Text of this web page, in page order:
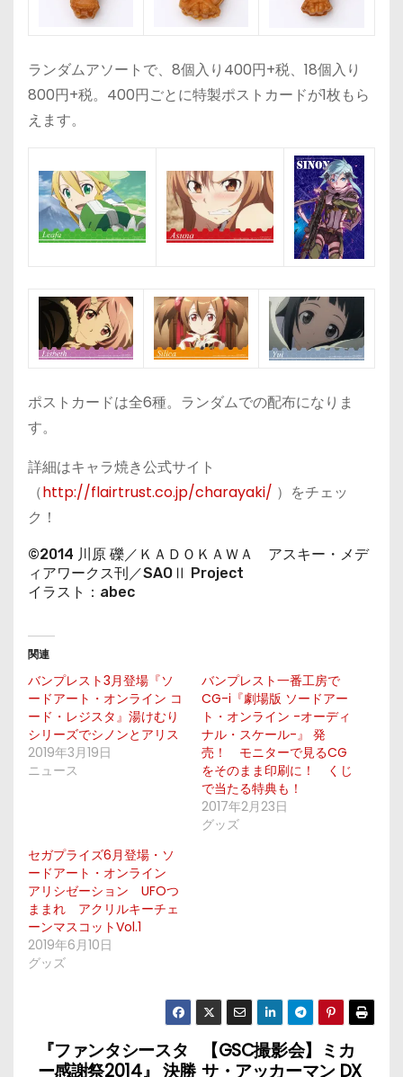
ランダムアソートで、8個入り400円+税、18個入り
800円+税。400円ごとに特製ポストカードが1枚もら
えます。
ポストカードは全6種。ランダムでの配布になりま
す。
詳細はキャラ焼き公式サイト
（http://flairtrust.co.jp/charayaki/ ）をチェッ
ク！
©2014 川原 礫／ＫＡＤＯＫＡＷＡ アスキー・メデ
ィアワークス刊／SAOⅡ Project
イラスト：abec
関連
バンプレスト3月登場『ソ
ードアート・オンライン コ
ード・レジスタ』湯けむり
シリーズでシノンとアリス
2019年3月19日
ニュース
バンプレスト一番工房で
CG-i『劇場版 ソードアー
ト・オンライン -オーディ
ナル・スケール-』 発
売！ モニターで見るCG
をそのまま印刷に！ くじ
で当たる特典も！
2017年2月23日
グッズ
セガプライズ6月登場・ソ
ードアート・オンライン
アリシゼーション UFOつ
ままれ アクリルキーチェ
ーンマスコットVol.1
2019年6月10日
グッズ
投
【GSC撮影会】ミカ
サ・アッカーマン DX
『ファンタシースタ
ー感謝祭2014』 決勝